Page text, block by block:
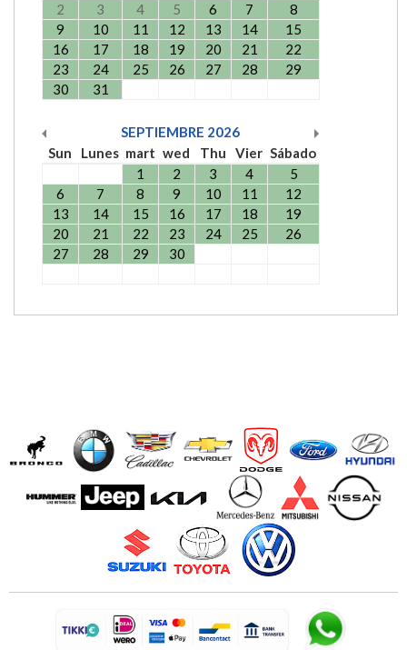
2
3 4 5 6 7
8
9
10 11 12 13 14
15
16
17 18 19 20 21
22
23
24 25 26 27 28
29
30
31
SEPTIEMBRE 2026
Sun
Lunes mart wed Thu Vier Sábado
1
2 3 4
5
6
7 8 9 10 11
12
13
14 15 16 17 18
19
20
21 22 23 24 25
26
27
28 29 30